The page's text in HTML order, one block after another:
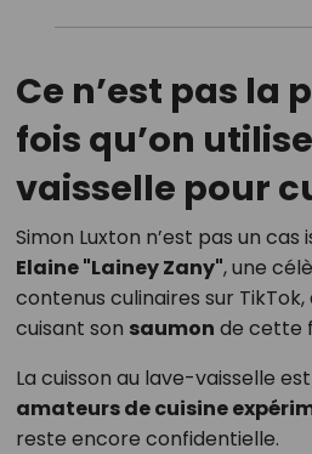
Ce n’est pas la
fois qu’on
vaisselle pour
Simon Luxton n’est pas un cas
Elaine "Lainey Zany", une
contenus culinaires sur
cuisant son saumon de cette
La cuisson au lave-vaisselle
amateurs de cuisine
reste encore confidentielle.